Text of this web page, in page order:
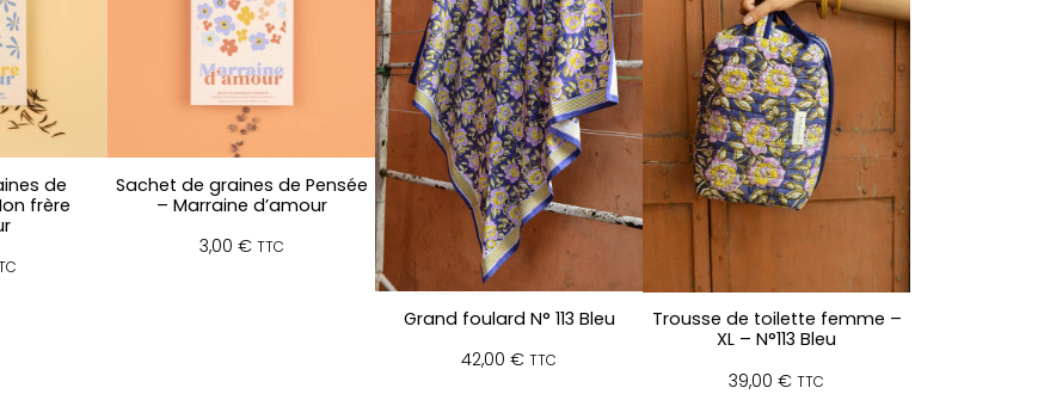
de
frère
Sachet de graines de Pensée
– Marraine d’amour
3,00 € TTC
Grand foulard N° 113 Bleu
42,00 € TTC
Trousse de toilette femme –
XL – N°113 Bleu
39,00 € TTC